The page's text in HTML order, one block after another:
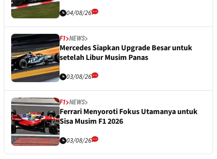
04/08/26
F1 NEWS
Mercedes Siapkan Upgrade Besar untuk
setelah Libur Musim Panas
03/08/26
F1 NEWS
Ferrari Menyoroti Fokus Utamanya untuk
Sisa Musim F1 2026
03/08/26